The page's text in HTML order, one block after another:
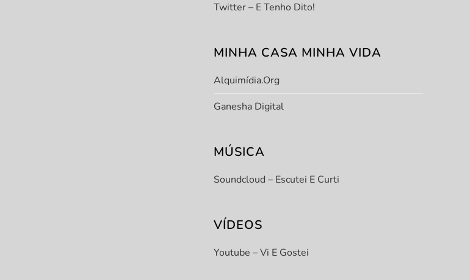
Twitter – E Tenho Dito!
MINHA CASA MINHA VIDA
Alquimídia.org
Ganesha Digital
MÚSICA
Soundcloud – Escutei E Curti
VÍDEOS
Youtube – Vi E Gostei